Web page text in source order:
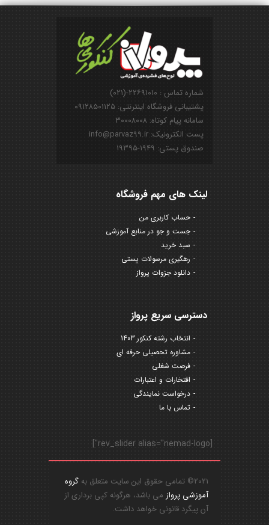
شماره تماس : ۲۲۶۹۱۰۱۰-(۰۲۱)
پشتیبانی فروشگاه اینترنتی: ۰۹۱۲۸۵۰۱۱۲۵
سامانه پیام کوتاه: ۳۰۰۰۸۰۰۸
پست الکترونیک: info@parvaz99.ir
صندوق پستی: ۱۹۴۹-۱۹۳۹۵
لینک های مهم فروشگاه
حساب کاربری من
جست و جو در منابع آموزشی
سبد خرید
رهگیری مرسولات پستی
دانلود جزوات پرواز
دسترسی سریع پرواز
انتخاب رشته کنکور 1403
مشاوره تحصیلی حرفه ای
فرصت شغلی
افتخارات و اعتبارات
درخواست نمایندگی
تماس با ما
[rev_slider alias="nemad-logo"]
2021© تمامی حقوق این سایت متعلق به
گروه
آموزشی پروازمی باشد، هرگونه کپی برداری از
آن پیگرد قانونی خواهد داشت.